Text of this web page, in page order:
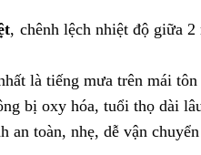
, chênh lệch nhiệt độ giữa 2
là tiếng mưa trên mái
bị oxy hóa, tuổi thọ dài
an toàn, nhẹ, dễ vận